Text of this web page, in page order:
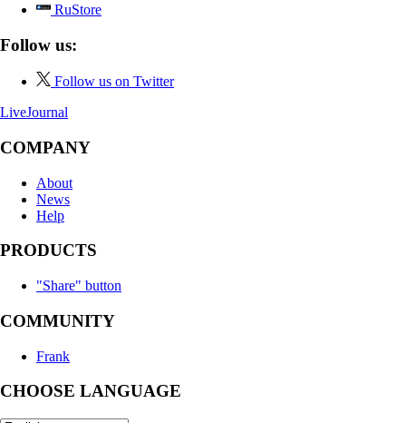
RuStore
Follow us:
Follow us on Twitter
LiveJournal
COMPANY
About
News
Help
PRODUCTS
"Share" button
COMMUNITY
Frank
CHOOSE LANGUAGE